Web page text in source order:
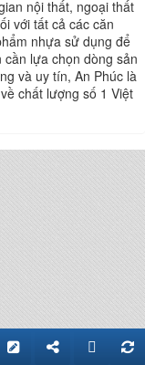
nội thất, ngoại thất
với tất cả các căn
nhựa sử dụng để
lựa chọn dòng sản
và uy tín, An Phúc là
chất lượng số 1 Việt